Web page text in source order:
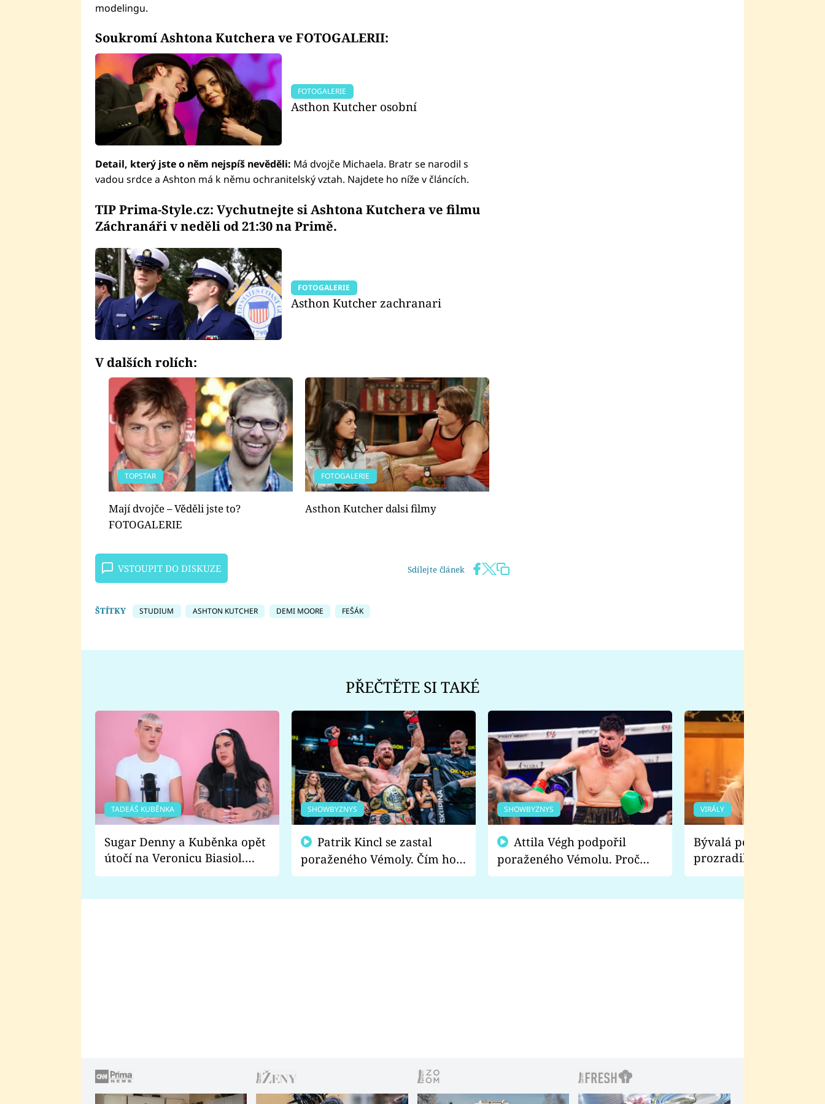
modelingu.
Soukromí Ashtona Kutchera ve FOTOGALERII:
FOTOGALERIE
Asthon Kutcher osobní
Detail, který jste o něm nejspíš nevěděli: Má dvojče Michaela. Bratr se narodil s
vadou srdce a Ashton má k němu ochranitelský vztah. Najdete ho níže v článcích.
TIP Prima-Style.cz: Vychutnejte si Ashtona Kutchera ve filmu
Záchranáři v neděli od 21:30 na Primě.
FOTOGALERIE
Asthon Kutcher zachranari
V dalších rolích:
TOPSTAR
Mají dvojče – Věděli jste to?
FOTOGALERIE
FOTOGALERIE
Asthon Kutcher dalsi filmy
VSTOUPIT DO DISKUZE Sdílejte článek
ŠTÍTKY STUDIUM ASHTON KUTCHER DEMI MOORE FEŠÁK
PŘEČTĚTE SI TAKÉ
TADEÁŠ KUBĚNKA
Sugar Denny a Kuběnka opět
útočí na Veronicu Biasiol.
Proč je podle nich falešná a
SHOWBYZNYS
poraženého Vémoly. Čím ho
fanoušci naštvali?
SHOWBYZNYS
poraženého Vémolu. Proč
chce raději zápasit s ním než
VIRÁLY
Bývalá pornoherečka
prozradila, co ji
natáčení Euforie.